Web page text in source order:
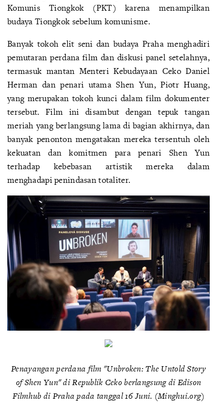
Komunis Tiongkok (PKT) karena menampilkan
budaya Tiongkok sebelum komunisme.
Banyak tokoh elit seni dan budaya Praha menghadiri
pemutaran perdana film dan diskusi panel setelahnya,
termasuk mantan Menteri Kebudayaan Ceko Daniel
Herman dan penari utama Shen Yun, Piotr Huang,
yang merupakan tokoh kunci dalam film dokumenter
tersebut. Film ini disambut dengan tepuk tangan
meriah yang berlangsung lama di bagian akhirnya, dan
banyak penonton mengatakan mereka tersentuh oleh
kekuatan dan komitmen para penari Shen Yun
terhadap kebebasan artistik mereka dalam
menghadapi penindasan totaliter.
Penayangan perdana film"Unbroken: The Untold Story
of Shen Yun"di Republik Ceko berlangsung di Edison
Filmhub di Praha pada tanggal 16 Juni. (Minghui.org)